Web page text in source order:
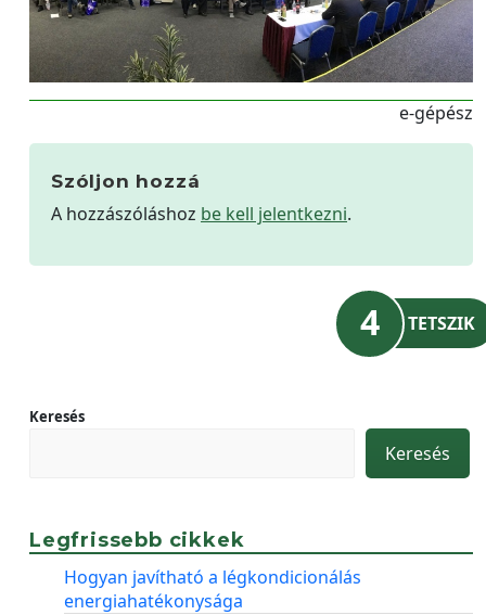
e-gépész
Szóljon hozzá
A hozzászóláshoz be kell jelentkezni.
4 TETSZIK
Keresés
Keresés
Legfrissebb cikkek
Hogyan javítható a légkondicionálás
energiahatékonysága